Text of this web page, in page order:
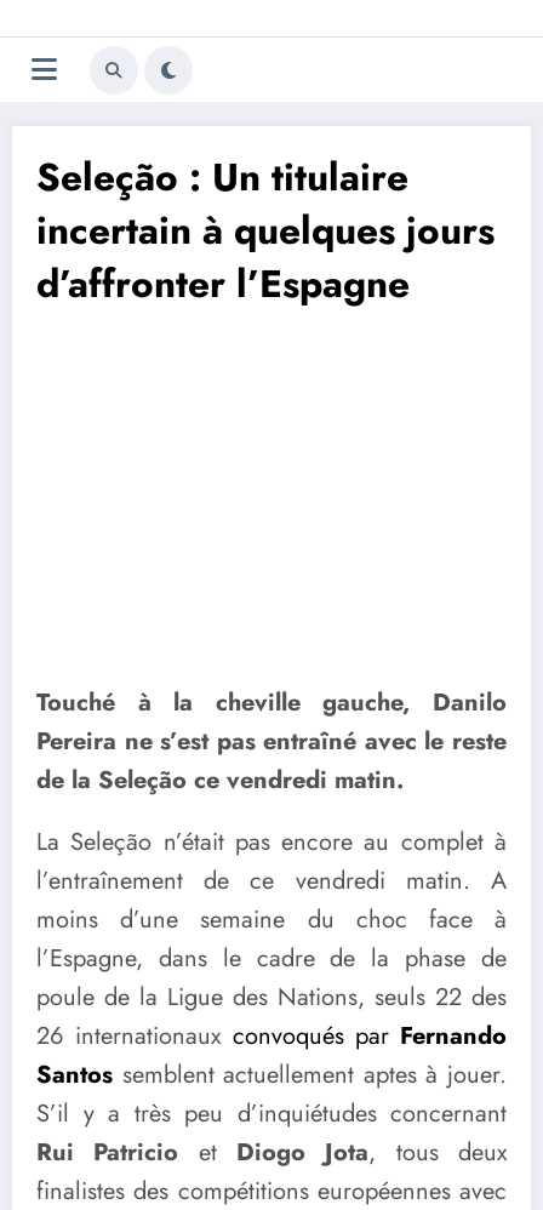
au
contenu
Trivela
L'actualité du football
Seleção : Un titulaire
incertain à quelques jours
d’affronter l’Espagne
Touché à la cheville gauche, Danilo
Pereira ne s’est pas entraîné avec le reste
de la Seleção ce vendredi matin.
La Seleção n’était pas encore au complet à
l’entraînement de ce vendredi matin. A
moins d’une semaine du choc face à
l’Espagne, dans le cadre de la phase de
poule de la Ligue des Nations, seuls 22 des
26 internationaux convoqués par Fernando
Santos semblent actuellement aptes à jouer.
S’il y a très peu d’inquiétudes concernant
Rui Patricio et Diogo Jota, tous deux
finalistes des compétitions européennes avec